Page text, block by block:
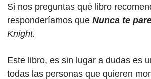
Si nos preguntas qué libro
responderíamos que Nunca te
Knight.
Este libro, es sin lugar a dudas es
todas las personas que quieren